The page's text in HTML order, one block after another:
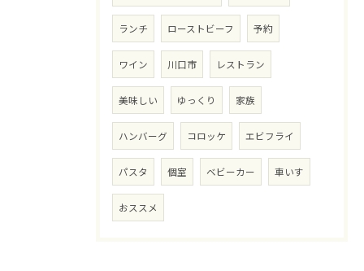
ランチ ローストビーフ 予約
ワイン 川口市 レストラン
美味しい ゆっくり 家族
ハンバーグ コロッケ エビフライ
パスタ 個室 ベビーカー 車いす
おススメ